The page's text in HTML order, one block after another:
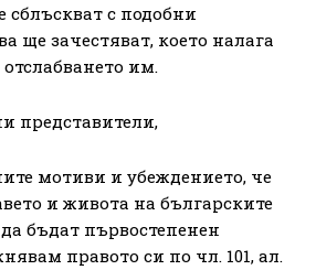
сблъскват с подобни
ще зачестяват, което налага
им.
представители,
мотиви и убеждението, че
и живота на българските
бъдат първостепенен
правото си по чл. 101, ал.